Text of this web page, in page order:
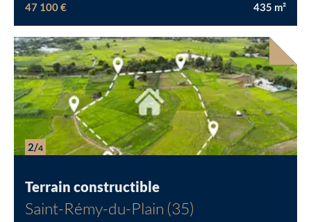
47 100 € 435 m²
2/4
Terrain constructible
Saint-Rémy-du-Plain (35)